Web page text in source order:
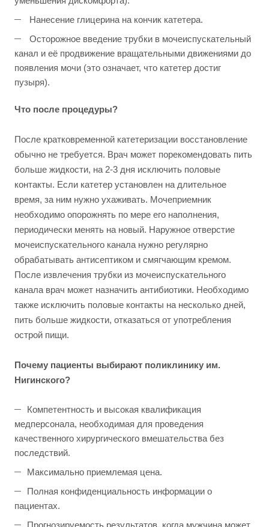
Нанесение глицерина на кончик катетера.
Осторожное введение трубки в мочеиспускательный
канал и её продвижение вращательными движениями до
появления мочи (это означает, что катетер достиг
пузыря).
Что после процедуры?
После кратковременной катетеризации восстановление
обычно не требуется. Врач может порекомендовать пить
больше жидкости, на 2-3 дня исключить половые
контакты. Если катетер установлен на длительное
время, за ним нужно ухаживать. Мочеприемник
необходимо опорожнять по мере его наполнения,
периодически менять на новый. Наружное отверстие
мочеиспускательного канала нужно регулярно
обрабатывать антисептиком и смягчающим кремом.
После извлечения трубки из мочеиспускательного
канала врач может назначить антибиотики. Необходимо
также исключить половые контакты на несколько дней,
пить больше жидкости, отказаться от употребления
острой пищи.
Почему пациенты выбирают поликлинику им.
Нигинского?
Компетентность и высокая квалификация
медперсонала, необходимая для проведения
качественного хирургического вмешательства без
последствий.
Максимально приемлемая цена.
Полная конфиденциальность информации о
пациентах.